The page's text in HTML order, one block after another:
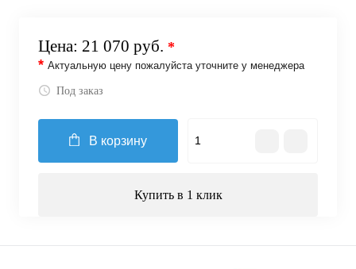
Цена: 21 070 руб. *
* Актуальную цену пожалуйста уточните у менеджера
Под заказ
В корзину
Купить в 1 клик